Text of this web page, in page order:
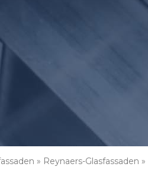
» Reynaers-Glasfassaden »